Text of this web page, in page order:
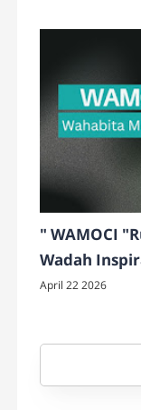
" WAMOCI
Wadah
April 22 2026